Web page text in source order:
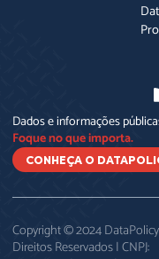
Pro
Dados e informações
Foque no que importa.
CONHEÇA O
Copyright © 2024
Direitos Reservados | CNPJ: